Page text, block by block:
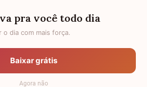
de Privacidade
Anuncie
pra você todo dia
o dia com mais força.
Baixar grátis
Agora não